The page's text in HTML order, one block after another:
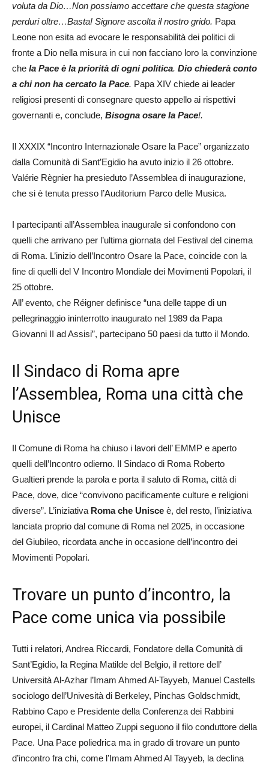
voluta da Dio…Non possiamo accettare che questa stagione
perduri oltre…Basta! Signore ascolta il nostro grido. Papa
Leone non esita ad evocare le responsabilità dei politici di
fronte a Dio nella misura in cui non facciano loro la convinzione
che la Pace è la priorità di ogni politica. Dio chiederà conto
a chi non ha cercato la Pace. Papa XIV chiede ai leader
religiosi presenti di consegnare questo appello ai rispettivi
governanti e, conclude, Bisogna osare la Pace!.
Il XXXIX “Incontro Internazionale Osare la Pace” organizzato
dalla Comunità di Sant’Egidio ha avuto inizio il 26 ottobre.
Valérie Règnier ha presieduto l’Assemblea di inaugurazione,
che si è tenuta presso l’Auditorium Parco delle Musica.
I partecipanti all’Assemblea inaugurale si confondono con
quelli che arrivano per l’ultima giornata del Festival del cinema
di Roma. L’inizio dell’Incontro Osare la Pace, coincide con la
fine di quelli del V Incontro Mondiale dei Movimenti Popolari, il
25 ottobre.
All’ evento, che Réigner definisce “una delle tappe di un
pellegrinaggio ininterrotto inaugurato nel 1989 da Papa
Giovanni II ad Assisi”, partecipano 50 paesi da tutto il Mondo.
Il Sindaco di Roma apre
l’Assemblea, Roma una città che
Unisce
Il Comune di Roma ha chiuso i lavori dell’ EMMP e aperto
quelli dell’Incontro odierno. Il Sindaco di Roma Roberto
Gualtieri prende la parola e porta il saluto di Roma, città di
Pace, dove, dice “convivono pacificamente culture e religioni
diverse”. L’iniziativa Roma che Unisce è, del resto, l’iniziativa
lanciata proprio dal comune di Roma nel 2025, in occasione
del Giubileo, ricordata anche in occasione dell’incontro dei
Movimenti Popolari.
Trovare un punto d’incontro, la
Pace come unica via possibile
Tutti i relatori, Andrea Riccardi, Fondatore della Comunità di
Sant’Egidio, la Regina Matilde del Belgio, il rettore dell’
Università Al-Azhar l’Imam Ahmed Al-Tayyeb, Manuel Castells
sociologo dell’Univesità di Berkeley, Pinchas Goldschmidt,
Rabbino Capo e Presidente della Conferenza dei Rabbini
europei, il Cardinal Matteo Zuppi seguono il filo conduttore della
Pace. Una Pace poliedrica ma in grado di trovare un punto
d’incontro fra chi, come l’Imam Ahmed Al Tayyeb, la declina